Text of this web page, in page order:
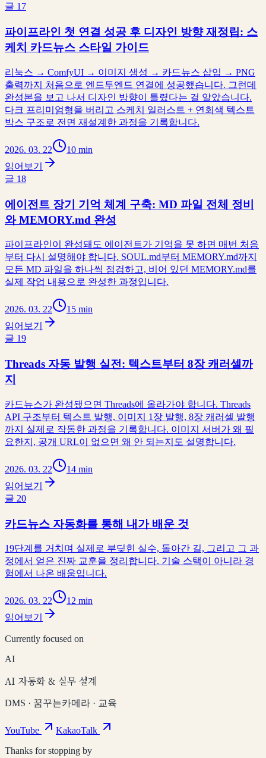
글 17
파이프라인 첫 연결 성공 후 디자인 방향 재정립: 스
케치 카드뉴스 스타일 가이드
리눅스 → ComfyUI → 이미지 생성 → 카드뉴스 삽입 → PNG
출력까지 처음으로 엔드투엔드 연결에 성공했습니다. 그런데
완성본을 보고 나서 디자인 방향이 틀렸다는 걸 알았습니다.
다크 프리미엄형을 버리고 스케치 일러스트 + 연회색 텍스트
박스 구조로 전면 재설계한 과정을 기록합니다.
2026. 03. 22
10 min
읽어보기
글 18
에이전트 장기 기억 체계 구축: MD 파일 전체 정비
와 MEMORY.md 완성
파이프라인이 완성돼도 에이전트가 기억을 못 하면 매번 처음
부터 다시 설명해야 합니다. SOUL.md부터 MEMORY.md까지
모든 MD 파일을 하나씩 점검하고, 비어 있던 MEMORY.md를
실제 작업 내용으로 완성한 과정입니다.
2026. 03. 22
15 min
읽어보기
글 19
Threads 자동 발행 실전: 텍스트부터 8장 캐러셀까
지
카드뉴스가 완성됐으면 Threads에 올라가야 합니다. Threads
API 구조부터 텍스트 발행, 이미지 1장 발행, 8장 캐러셀 발행
까지 실제로 작동한 과정을 기록합니다. 이미지 서버가 왜 필
요한지, 공개 URL이 없으면 왜 안 되는지도 설명합니다.
2026. 03. 22
14 min
읽어보기
글 20
카드뉴스 자동화를 통해 내가 배운 것
19단계를 거치며 실제로 부딪힌 실수, 돌아간 길, 그리고 그 과
정에서 얻은 진짜 교훈을 정리합니다. 기술 스택이 아니라 경
험에서 나온 배움입니다.
2026. 03. 22
12 min
읽어보기
Currently focused on
AI
AI 자동화 & 실무 설계
DMS · 꿈꾸는카메라 · 교육
YouTube
KakaoTalk
Thanks for stopping by